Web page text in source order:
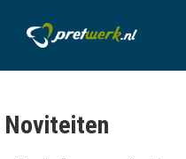
Noviteiten